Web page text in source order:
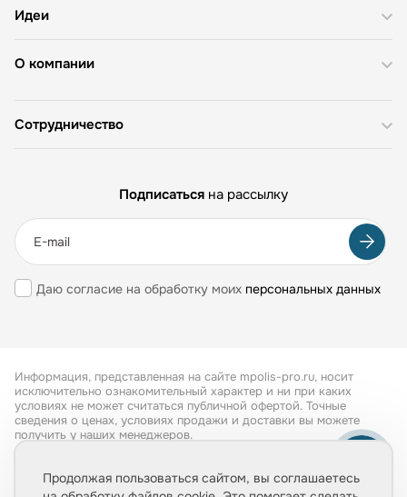
О компании
Идеи
Сотрудничество
Подписаться на рассылку
Даю согласие на обработку моих персональных данных
Информация, представленная на сайте mpolis-pro.ru, носит
исключительно ознакомительный характер и ни при каких
условиях не может считаться публичной офертой. Точные
сведения о ценах, условиях продажи и доставки вы можете
получить у наших менеджеров.
Продолжая пользоваться сайтом, вы соглашаетесь